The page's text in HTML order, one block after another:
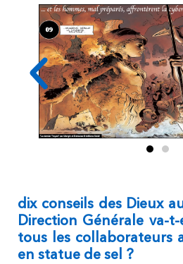
dix conseils des Dieux
Direction Générale va-
tous les collaborateurs
en statue de sel ?